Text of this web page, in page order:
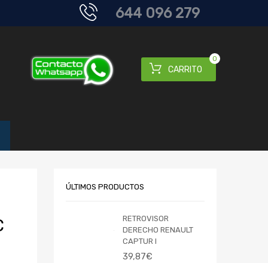
644 096 279
CARRITO
0
ÚLTIMOS PRODUCTOS
RETROVISOR
DERECHO RENAULT
CAPTUR I
39,87€